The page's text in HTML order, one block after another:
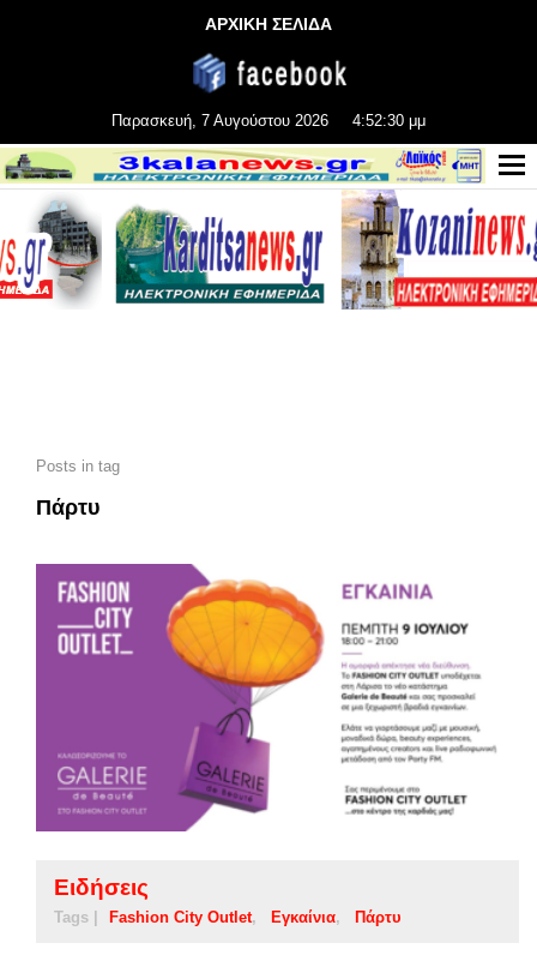
ΑΡΧΙΚΗ ΣΕΛΙΔΑ
Παρασκευή, 7 Αυγούστου 2026 4:52:30 μμ
Posts in tag
Πάρτυ
Ειδήσεις
Tags | Fashion City Outlet Εγκαίνια Πάρτυ